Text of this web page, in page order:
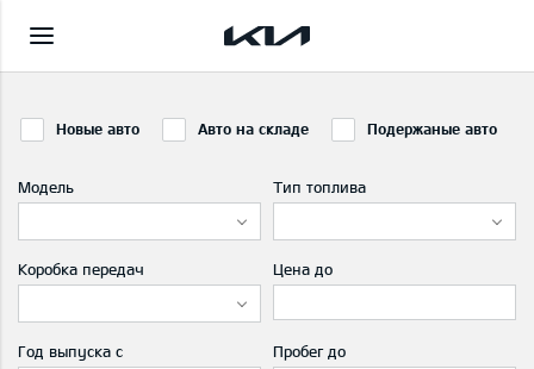
Новые авто Авто на складе Подержаные авто
Модель Тип топлива
Коробка передач Цена до
Год выпуска с
Пробег до